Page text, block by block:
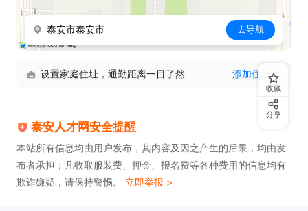
泰安市泰安市 去导航
设置家庭住址，通勤距离一目了然 添加住址
泰安人才网安全提醒
本站所有信息均由用户发布，其内容及因之产生的后果，均由发
布者承担；凡收取服装费、押金、报名费等各种费用的信息均有
欺诈嫌疑，请保持警惕。 立即举报 >
收藏
分享